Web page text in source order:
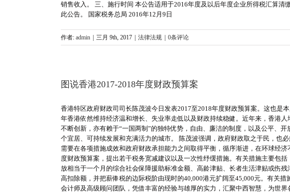
销售收入。 三、施行时间 本公告适用于2016年度及以后年度企业所得税汇算
此公告。 国家税务总局 2016年12月9日
作者: admin 三月 9th, 2017 法律法规 0条评论
图说香港2017-2018年度财政预算案
香港特区政府财政司司长陈茂波今日发表2017至2018年度财政预算案。这也是
年香港依然维持经济温和增长、失业率走低以及财政持续稳健。近年来，香港
不断创新，亦有赖于“一国两制”的独特优势，自由、廉洁的制度，以及公平、
个宜居、可持续发展和充满活力的城市。 陈茂波强调，政府财政取之于民，也
需要在各项措施成效和政府财政承担能力之间取得平衡，循序渐进，在环球经
度财政预算案，提出若干税务宽减建议以及一次性纾缓措施。有关措施主要包
放相当于一个月的综合社会保障援助标准金额、高龄津贴、长者生活津贴或伤
高扣除额，并把薪俸税的边际税阶由现时的40,000港元扩阔至45,000元。有关
会计师及高级顾问团队，凭借丰富的经验与雄厚的实力，汇聚中西智慧，为世